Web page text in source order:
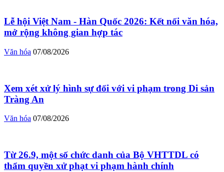
Lễ hội Việt Nam - Hàn Quốc 2026: Kết nối văn hóa,
mở rộng không gian hợp tác
Văn hóa 07/08/2026
Xem xét xử lý hình sự đối với vi phạm trong Di sản
Tràng An
Văn hóa 07/08/2026
Từ 26.9, một số chức danh của Bộ VHTTDL có
thẩm quyền xử phạt vi phạm hành chính